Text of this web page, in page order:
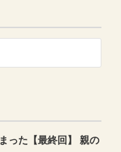
った【最終回】 親の